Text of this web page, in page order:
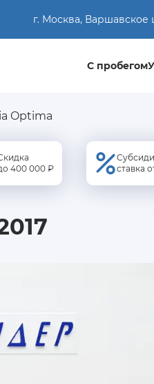
г. Москва, Варшавское
С пробегом
Optima
400 000 ₽
ставка